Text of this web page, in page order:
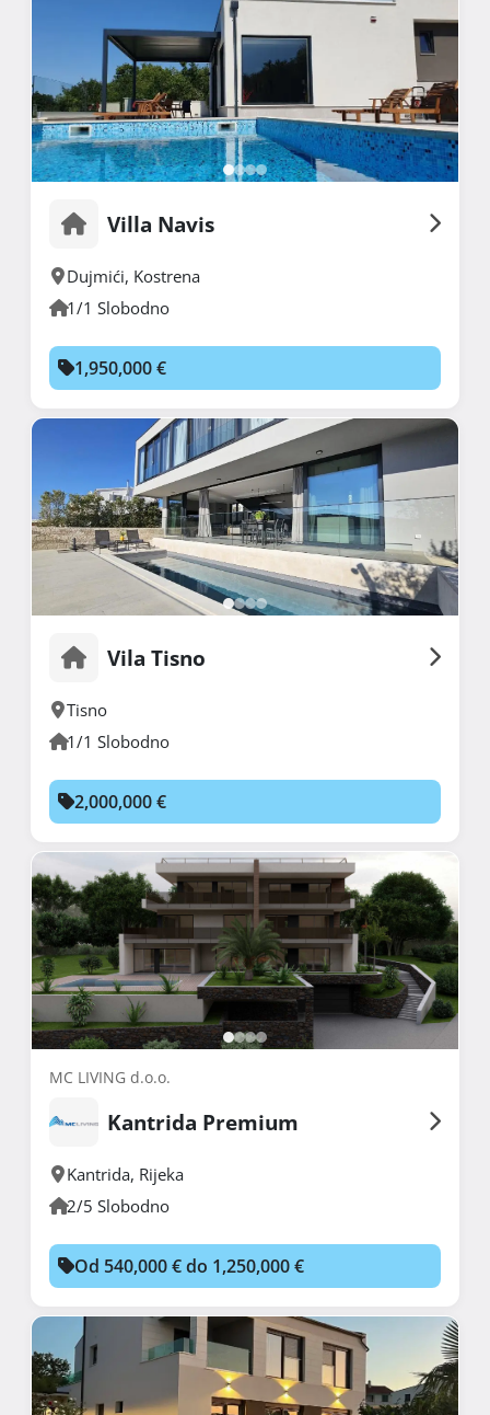
Villa Navis
Dujmići, Kostrena
1/1 Slobodno
1,950,000 €
Vila Tisno
Tisno
1/1 Slobodno
2,000,000 €
MC LIVING d.o.o.
Kantrida Premium
Kantrida, Rijeka
2/5 Slobodno
Od 540,000 € do 1,250,000 €